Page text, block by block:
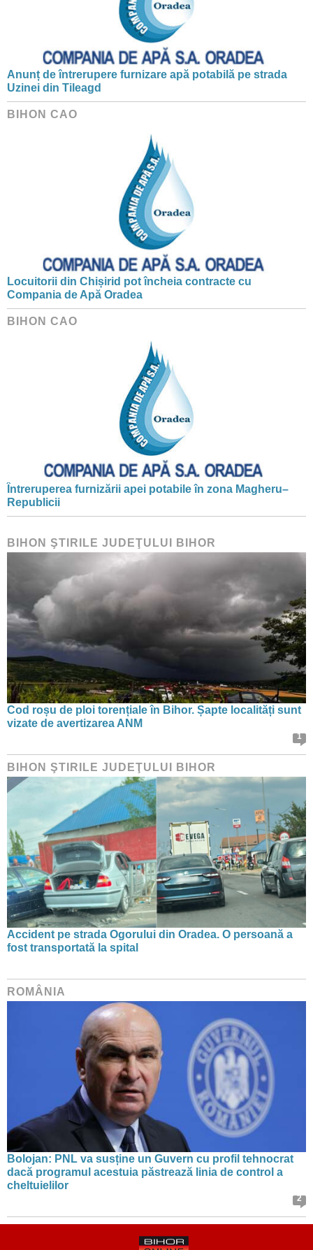
Anunț de întrerupere furnizare apă potabilă pe strada
Uzinei din Tileagd
BIHON CAO
Locuitorii din Chișirid pot încheia contracte cu
Compania de Apă Oradea
BIHON CAO
Întreruperea furnizării apei potabile în zona Magheru–
Republicii
BIHON ŞTIRILE JUDEŢULUI BIHOR
Cod roșu de ploi torențiale în Bihor. Șapte localități sunt
vizate de avertizarea ANM
1
BIHON ŞTIRILE JUDEŢULUI BIHOR
Accident pe strada Ogorului din Oradea. O persoană a
fost transportată la spital
ROMÂNIA
Bolojan: PNL va susține un Guvern cu profil tehnocrat
dacă programul acestuia păstrează linia de control a
cheltuielilor
2